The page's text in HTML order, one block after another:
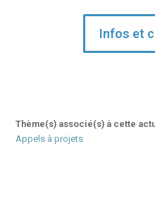
Infos et
Thème(s) associé(s) à cette
Appels à projets